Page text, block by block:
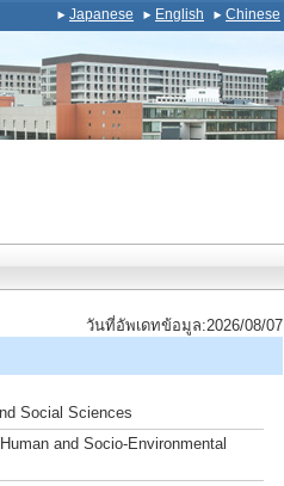
Japanese English Chinese
วันที่อัพเดทข้อมูล:2026/08/07
Social Sciences
and Socio-Environmental